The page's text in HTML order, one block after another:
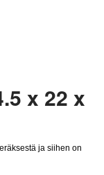
x 22 x
ja siihen on